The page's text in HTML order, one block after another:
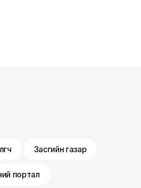
Засгийн газар
портал